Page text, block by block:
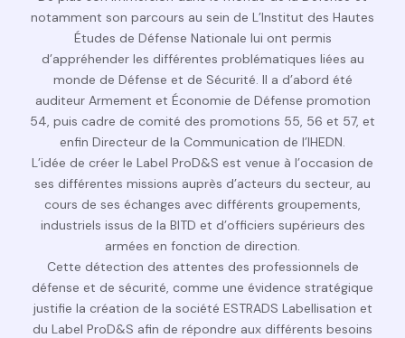
notamment son parcours au sein de L’Institut des Hautes
Études de Défense Nationale lui ont permis
d’appréhender les différentes problématiques liées au
monde de Défense et de Sécurité. Il a d’abord été
auditeur Armement et Économie de Défense promotion
54, puis cadre de comité des promotions 55, 56 et 57, et
enfin Directeur de la Communication de l’IHEDN.
L’idée de créer le Label ProD&S est venue à l’occasion de
ses différentes missions auprès d’acteurs du secteur, au
cours de ses échanges avec différents groupements,
industriels issus de la BITD et d’officiers supérieurs des
armées en fonction de direction.
Cette détection des attentes des professionnels de
défense et de sécurité, comme une évidence stratégique
justifie la création de la société ESTRADS Labellisation et
du Label ProD&S afin de répondre aux différents besoins